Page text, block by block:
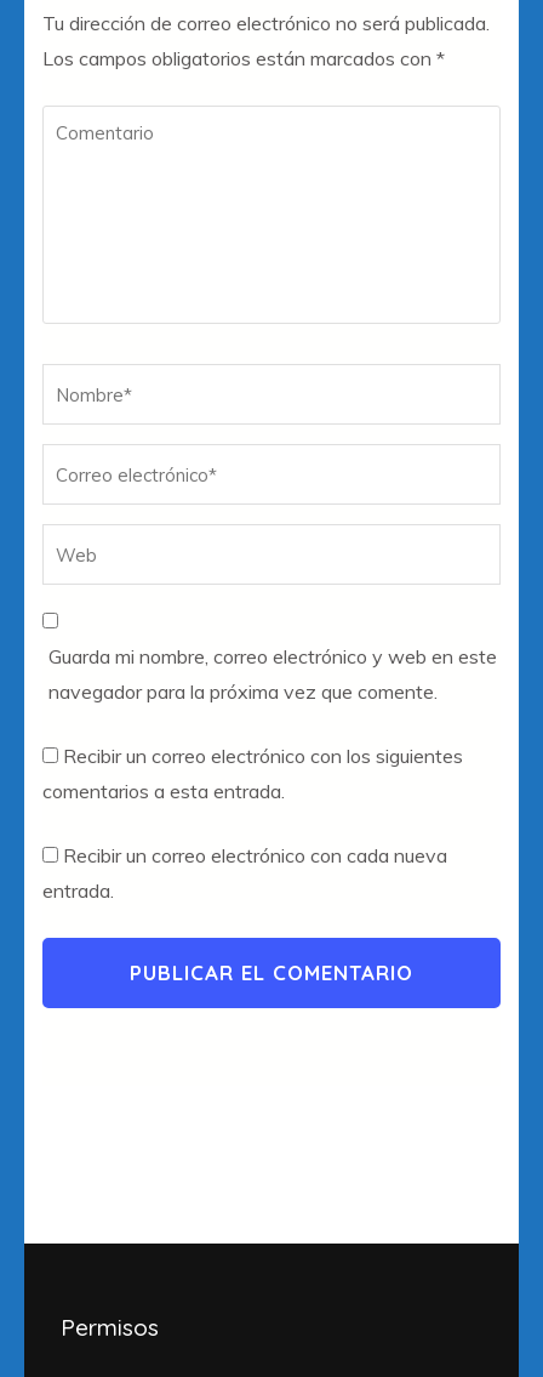
Tu dirección de correo electrónico no será publicada.
Los campos obligatorios están marcados con *
Comentario
Guarda mi nombre, correo electrónico y web en este
navegador para la próxima vez que comente.
Recibir un correo electrónico con los siguientes
comentarios a esta entrada.
Recibir un correo electrónico con cada nueva
entrada.
Permisos